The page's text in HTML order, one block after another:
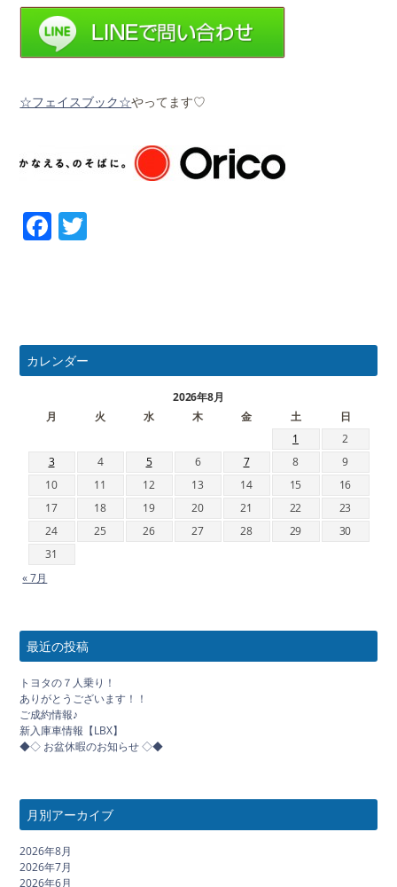
☆フェイスブック☆やってます♡
Facebook
カレンダー
2026年8月
月
火 水 木 金 土
日
1
2
3
4 5 6 7 8
9
10
11 12 13 14 15
16
17
18 19 20 21 22
23
24
25 26 27 28 29
30
31
« 7月
最近の投稿
トヨタの７人乗り！
ありがとうございます！！
ご成約情報♪
新入庫車情報【LBX】
◆◇ お盆休暇のお知らせ ◇◆
月別アーカイブ
2026年8月
2026年7月
2026年6月